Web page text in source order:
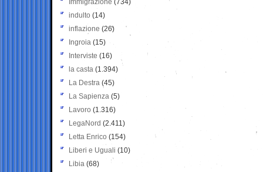
Immigrazione (734)
indulto (14)
inflazione (26)
Ingroia (15)
Interviste (16)
la casta (1.394)
La Destra (45)
La Sapienza (5)
Lavoro (1.316)
LegaNord (2.411)
Letta Enrico (154)
Liberi e Uguali (10)
Libia (68)